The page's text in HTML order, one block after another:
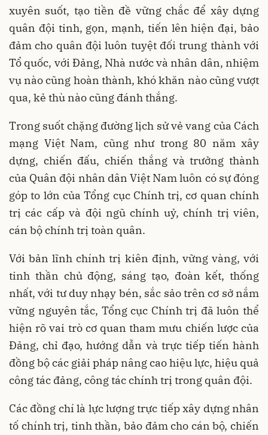
xuyên suốt, tạo tiền đề vững chắc để xây dựng
quân đội tinh, gọn, mạnh, tiến lên hiện đại, bảo
đảm cho quân đội luôn tuyệt đối trung thành với
Tổ quốc, với Đảng, Nhà nước và nhân dân, nhiệm
vụ nào cũng hoàn thành, khó khăn nào cũng vượt
qua, kẻ thù nào cũng đánh thắng.
Trong suốt chặng đường lịch sử vẻ vang của Cách
mạng Việt Nam, cũng như trong 80 năm xây
dựng, chiến đấu, chiến thắng và trưởng thành
của Quân đội nhân dân Việt Nam luôn có sự đóng
góp to lớn của Tổng cục Chính trị, cơ quan chính
trị các cấp và đội ngũ chính uỷ, chính trị viên,
cán bộ chính trị toàn quân.
Với bản lĩnh chính trị kiên định, vững vàng, với
tinh thần chủ động, sáng tạo, đoàn kết, thống
nhất, với tư duy nhạy bén, sắc sảo trên cơ sở nắm
vững nguyên tắc, Tổng cục Chính trị đã luôn thể
hiện rõ vai trò cơ quan tham mưu chiến lược của
Đảng, chỉ đạo, hướng dẫn và trực tiếp tiến hành
đồng bộ các giải pháp nâng cao hiệu lực, hiệu quả
công tác đảng, công tác chính trị trong quân đội.
Các đồng chí là lực lượng trực tiếp xây dựng nhân
tố chính trị, tinh thần, bảo đảm cho cán bộ, chiến